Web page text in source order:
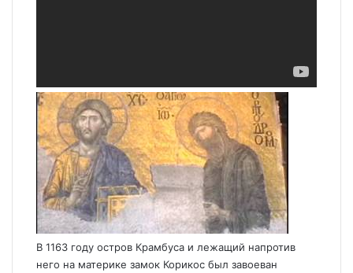
В 1163 году остров Крамбуса и лежащий напротив
него на материке замок Корикос был завоеван